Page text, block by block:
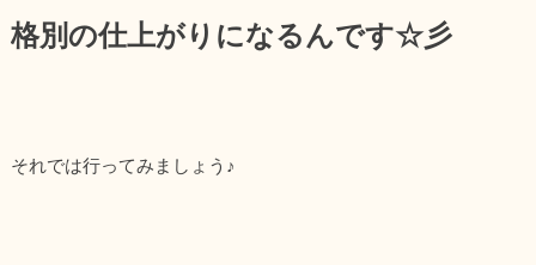
格別の仕上がりになるんです☆彡
それでは行ってみましょう♪